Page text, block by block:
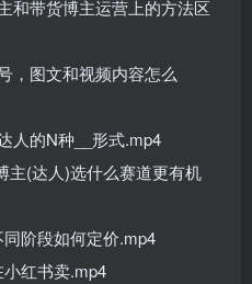
和带货博主运营上的方法区
，图文和视频内容怎么
人的N种__形式.mp4
主(达人)选什么赛道更有机
阶段如何定价.mp4
红书卖.mp4